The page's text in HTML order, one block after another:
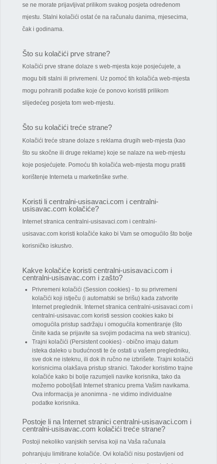
se ne morate prijavljivat prilikom svakog posjeta određenom
mjestu. Stalni kolačići ostat će na računalu danima, mjesecima,
čak i godinama.
Što su kolačići prve strane?
Kolačići prve strane dolaze s web-mjesta koje posjećujete, a
mogu biti stalni ili privremeni. Uz pomoć tih kolačića web-mjesta
mogu pohraniti podatke koje će ponovo koristiti prilikom
slijedećeg posjeta tom web-mjestu.
Što su kolačići treće strane?
Kolačići treće strane dolaze s reklama drugih web-mjesta (kao
što su skočne ili druge reklame) koje se nalaze na web-mjestu
koje posjećujete. Pomoću tih kolačića web-mjesta mogu pratiti
korištenje Interneta u marketinške svrhe.
Koristi li centralni-usisavaci.com i centralni-
usisavac.com kolačiće?
Internet stranica centralni-usisavaci.com i centralni-
usisavac.com koristi kolačiće kako bi Vam se omogućilo što bolje
korisničko iskustvo.
Kakve kolačiće koristi centralni-usisavaci.com i
centralni-usisavac.com i zašto?
Privremeni kolačići (Session cookies) - to su privremeni
kolačići koji istječu (i automatski se brišu) kada zatvorite
Internet preglednik. Internet stranica centralni-usisavaci.com i
centralni-usisavac.com koristi session cookies kako bi
omogućila pristup sadržaju i omogućila komentiranje (što
činite kada se prijavite sa svojim podacima na web stranicu).
Trajni kolačići (Persistent cookies) - obično imaju datum
isteka daleko u budućnosti te će ostati u vašem pregledniku,
sve dok ne isteknu, ili dok ih ručno ne izbrišete. Trajni kolačići
korisnicima olakšava pristup stranici. Također koristimo trajne
kolačiće kako bi bolje razumjeli navike korisnika, tako da
možemo poboljšati Internet stranicu prema Vašim navikama.
Ova informacija je anonimna - ne vidimo individualne
podatke korisnika.
Postoje li na Internet stranici centralni-usisavaci.com i
centralni-usisavac.com kolačići treće strane?
Postoji nekoliko vanjskih servisa koji na Vaša računala
pohranjuju limitirane kolačiće. Ovi kolačići nisu postavljeni od